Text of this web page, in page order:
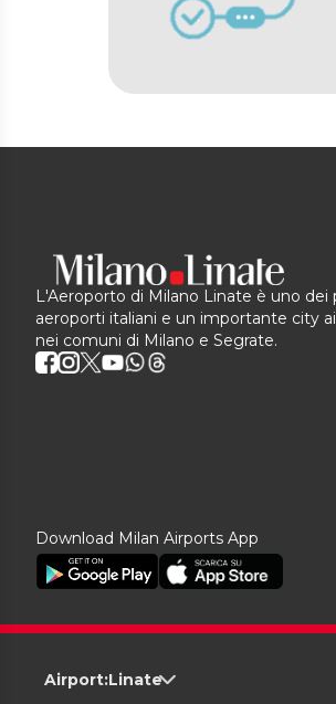
L'Aeroporto di Milano Linate è uno dei
aeroporti italiani e un importante city
nei comuni di Milano e Segrate.
Download Milan Airports App
Airport:Linate